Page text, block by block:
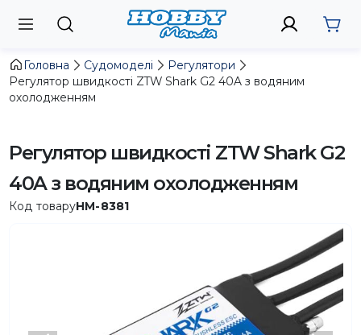
Головна Судомоделі
Регулятори
Регулятор швидкості ZTW Shark G2 40A з водяним
охолодженням
Регулятор швидкості ZTW Shark G2
40A з водяним охолодженням
Код товаруHM-8381